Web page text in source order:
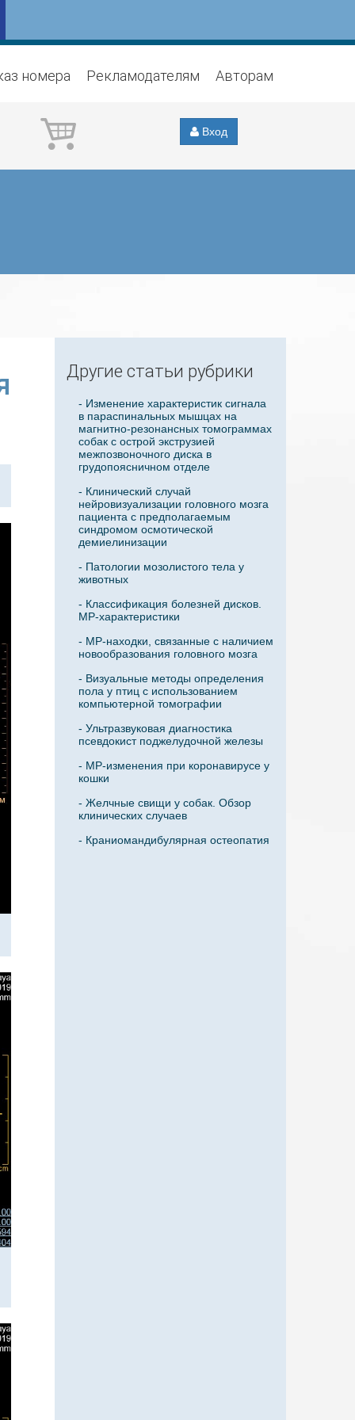
номера Рекламодателям Авторам
Вход
Другие статьи рубрики
- Изменение характеристик сигнала
в параспинальных мышцах на
магнитно-резонансных томограммах
собак с острой экструзией
межпозвоночного диска в
грудопоясничном отделе
- Клинический случай
нейровизуализации головного мозга
пациента с предполагаемым
синдромом осмотической
демиелинизации
- Патологии мозолистого тела у
животных
- Классификация болезней дисков.
МР-характеристики
- МР-находки, связанные с наличием
новообразования головного мозга
- Визуальные методы определения
пола у птиц с использованием
компьютерной томографии
- Ультразвуковая диагностика
псевдокист поджелудочной железы
- МР-изменения при коронавирусе у
кошки
- Желчные свищи у собак. Обзор
клинических случаев
- Краниомандибулярная остеопатия